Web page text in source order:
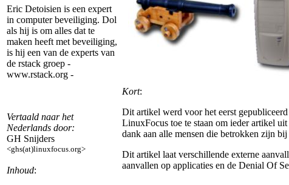
Eric Detoisien is een expert
in computer beveiliging. Dol
als hij is om alles dat te
maken heeft met beveiliging,
is hij een van de experts van
de rstack groep -
www.rstack.org -
Vertaald naar het
Nederlands door:
GH Snijders
<ghs(at)linuxfocus.org>
Inhoud:
Kort:
Dit artikel werd voor het eerst
LinuxFocus toe te staan om ieder artikel
dank aan alle mensen die betrokken zijn
Dit artikel laat verschillende externe
aanvallen op applicaties en de Denial Of